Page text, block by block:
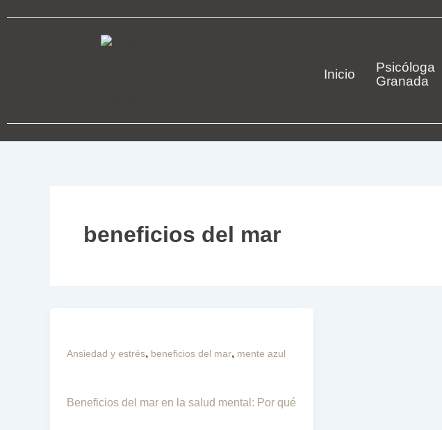
al
Inicio
Psicóloga
Granada
beneficios del mar
Ansiedad y estrés, beneficios del mar, mente azul
Beneficios del mar en la salud mental: Por qué